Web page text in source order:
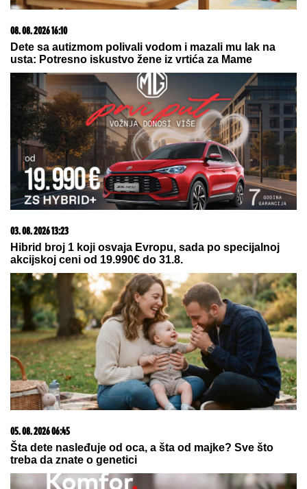
Toni Bijelić objavio sliku sa SVETSKIM GLUMCEM,
MREŽE SE USIJALE OD REAKCIJA, lajkovao i
NOLE: "PRIJATELJI ZA CEO ŽIVOT" (FOTO)
ŠOK U PROGRAMU UŽIVO!
Gledateljka tvrdi da joj je Asmin slao
gole slike, zapretila mu: "Vidimo se
na sudu, iskorišćavaš žene za pare"
OVO JE RODNA KUĆA ANE
NIKOLIĆ:Trava dostigla visinu
"digli ruke" od nje! (FOTO)
VELIKA TRAGEDIJA U RIO DE ŽANEIRU: U
padu
Slavni glumac SMRŠAO 90 KG,
njegova transformacija šokirala
fanove - IZGLEDA